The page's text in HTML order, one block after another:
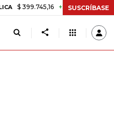
+$ 2.295,71 +0,58%
SUSCRÍBASE